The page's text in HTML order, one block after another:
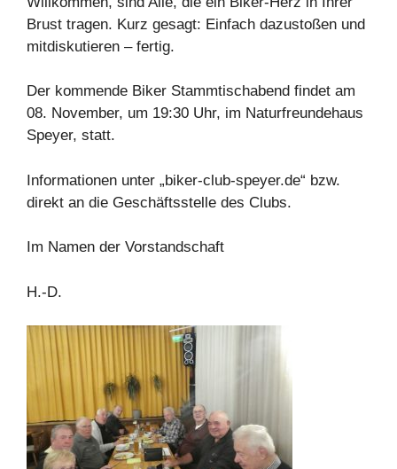
Brust tragen. Kurz gesagt: Einfach dazustoßen und
mitdiskutieren – fertig.
Der kommende Biker Stammtischabend findet am
08. November, um 19:30 Uhr, im Naturfreundehaus
Speyer, statt.
Informationen unter „biker-club-speyer.de“ bzw.
direkt an die Geschäftsstelle des Clubs.
Im Namen der Vorstandschaft
H.-D.